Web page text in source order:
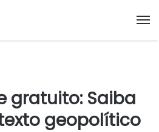
gratuito: Saiba
geopolítico